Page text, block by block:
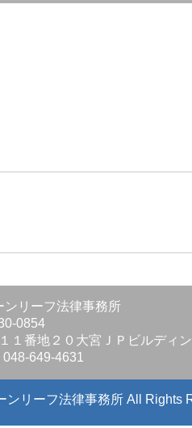
ンリーフ法律事務所
0854
１番地２０大宮ＪＰビルディ
649-4631
ンリーフ法律事務所 All Rights